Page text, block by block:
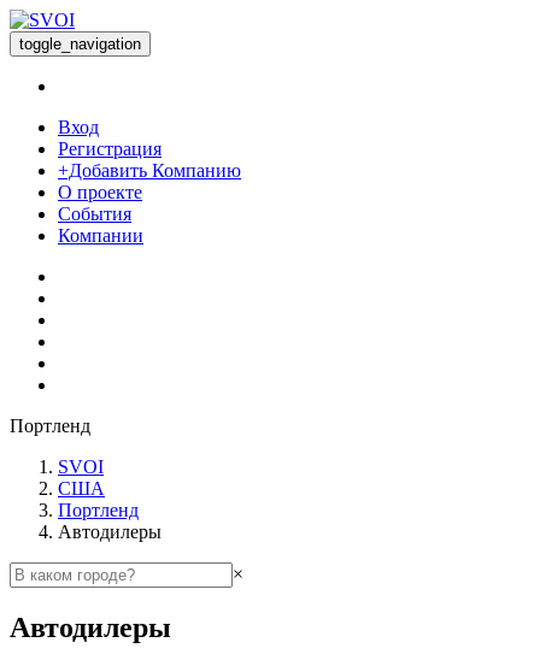
toggle_navigation
Вход
Регистрация
+Добавить Компанию
О проекте
События
Компании
Портленд
SVOI
США
Портленд
Автодилеры
×
Автодилеры